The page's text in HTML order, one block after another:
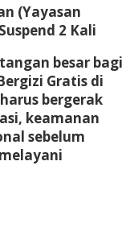
(Yayasan
2 Kali
besar bagi
Gratis di
bergerak
keamanan
sebelum